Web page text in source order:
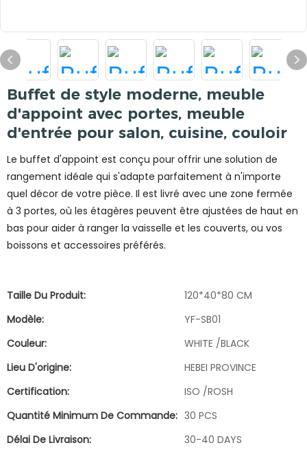
Buffet de style moderne, meuble
d'appoint avec portes, meuble
d'entrée pour salon, cuisine, couloir
Le buffet d'appoint est conçu pour offrir une solution de
rangement idéale qui s'adapte parfaitement à n'importe
quel décor de votre pièce. Il est livré avec une zone fermée
à 3 portes, où les étagères peuvent être ajustées de haut en
bas pour aider à ranger la vaisselle et les couverts, ou vos
boissons et accessoires préférés.
Taille Du Produit:
120*40*80 CM
Modèle:
YF-SB01
Couleur:
WHITE /BLACK
Lieu D'origine:
HEBEI PROVINCE
Certification:
ISO /ROSH
Quantité Minimum De Commande: 30 PCS
Délai De Livraison:
30-40 DAYS